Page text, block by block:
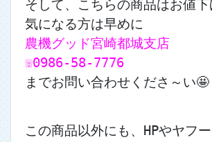
そして、こちらの商品はお値
気になる方は早めに
農機グッド宮崎都城支店
☏0986-58-7776
までお問い合わせくださ～い🤩
この商品以外にも、HPやヤフ